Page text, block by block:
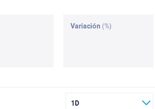
Variación (%)
1D